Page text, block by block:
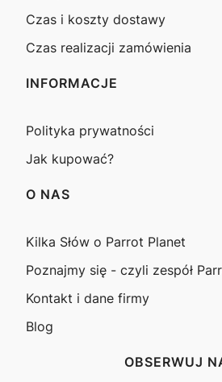
Czas i koszty dostawy
Czas realizacji zamówienia
INFORMACJE
Polityka prywatności
Jak kupować?
O NAS
Kilka Słów o Parrot Planet
Poznajmy się - czyli zespół
Kontakt i dane firmy
Blog
OBSERWUJ